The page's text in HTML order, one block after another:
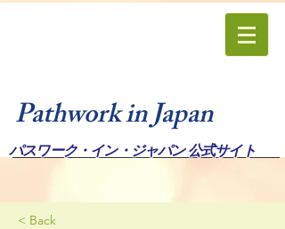
Pathwork in Japan
パスワーク・イン・ジャパン 公式サイト
< Back